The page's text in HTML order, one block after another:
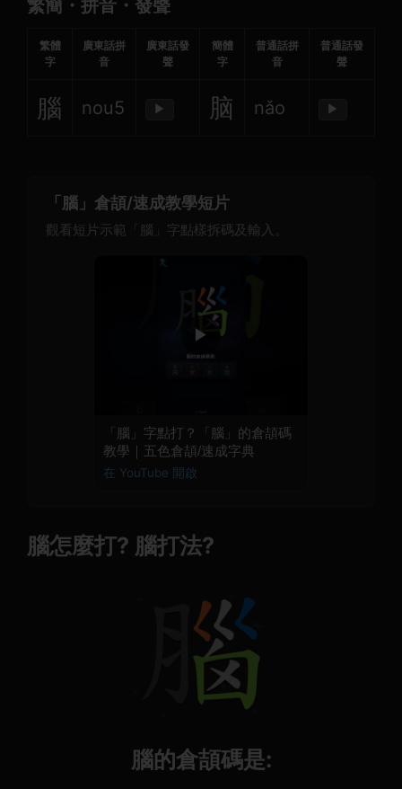
繁簡・拼音・發聲
繁體
字
廣東話拼
音
廣東話發
聲
簡體
字
普通話拼
音
普通話發
聲
腦 nou5 ▶ 脑 nǎo ▶
「腦」倉頡/速成教學短片
觀看短片示範「腦」字點樣拆碼及輸入。
▶
「腦」字點打？「腦」的倉頡碼
教學｜五色倉頡/速成字典
在 YouTube 開啟
腦怎麼打? 腦打法?
腦的倉頡碼是: